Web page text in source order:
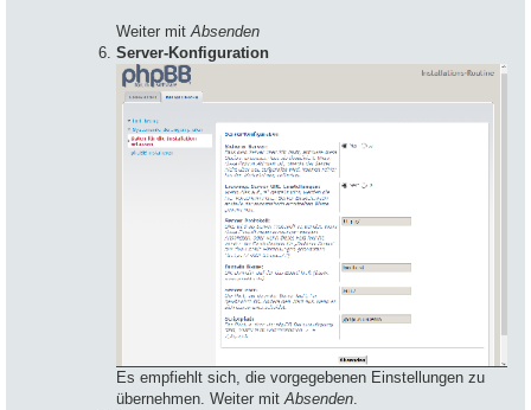
Weiter mitAbsenden
Server-Konfiguration
Es empfiehlt sich, die vorgegebenen Einstellungen zu
übernehmen. Weiter mitAbsenden.